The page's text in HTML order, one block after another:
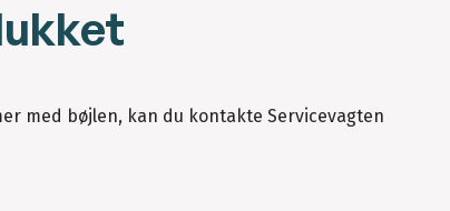
med bøjlen, kan du kontakte Servicevagten